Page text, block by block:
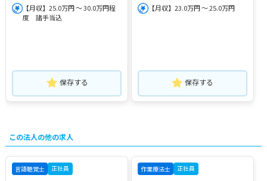
【月収】25.0万円 ～ 30.0万円程
度 諸手当込
保存する
【月収】23.0万円 ～ 25.0万円
保存する
この法人の他の求人
言語聴覚士 正社員 作業療法士 正社員